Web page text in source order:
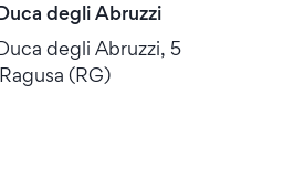
degli Abruzzi
degli Abruzzi, 5
(RG)